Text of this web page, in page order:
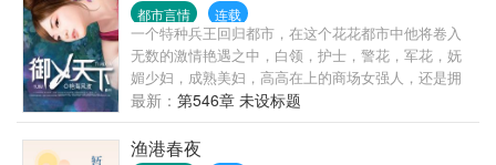
都市言情 连载
一个特种兵王回归都市，在这个花花都市中他将卷入
无数的激情艳遇之中，白领，护士，警花，军花，妩
媚少妇，成熟美妇，高高在上的商场女强人，还是拥
有无数粉丝的女明星！
最新： 第546章 未设标题
渔港春夜